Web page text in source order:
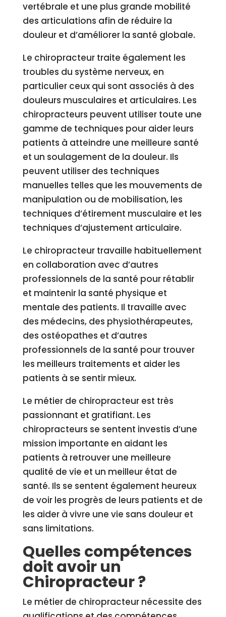
vertébrale et une plus grande mobilité
des articulations afin de réduire la
douleur et d’améliorer la santé globale.
Le chiropracteur traite également les
troubles du système nerveux, en
particulier ceux qui sont associés à des
douleurs musculaires et articulaires. Les
chiropracteurs peuvent utiliser toute une
gamme de techniques pour aider leurs
patients à atteindre une meilleure santé
et un soulagement de la douleur. Ils
peuvent utiliser des techniques
manuelles telles que les mouvements de
manipulation ou de mobilisation, les
techniques d’étirement musculaire et les
techniques d’ajustement articulaire.
Le chiropracteur travaille habituellement
en collaboration avec d’autres
professionnels de la santé pour rétablir
et maintenir la santé physique et
mentale des patients. Il travaille avec
des médecins, des physiothérapeutes,
des ostéopathes et d’autres
professionnels de la santé pour trouver
les meilleurs traitements et aider les
patients à se sentir mieux.
Le métier de chiropracteur est très
passionnant et gratifiant. Les
chiropracteurs se sentent investis d’une
mission importante en aidant les
patients à retrouver une meilleure
qualité de vie et un meilleur état de
santé. Ils se sentent également heureux
de voir les progrès de leurs patients et de
les aider à vivre une vie sans douleur et
sans limitations.
Quelles compétences
doit avoir un
Chiropracteur ?
Le métier de chiropracteur nécessite des